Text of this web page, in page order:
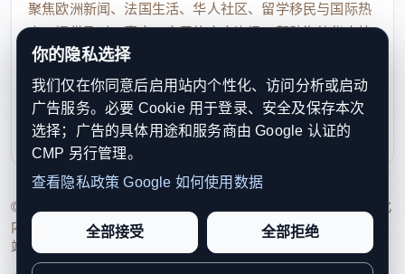
聚焦欧洲新闻、法国生活、华人社区、留学移民与国际热
点，提供及时、真实、实用的中文资讯，帮助海外华人快
速了解欧洲动态。
contact@xinouzhou.com
服务支持、版权与合作：工作日优先处理站务、投稿与权
利通知
© 2026 新欧洲·欧洲头条. All Rights Reserved. 本网站持续优化
内容透明度、联系方式与用户权利说明，以提升品牌信任感和
站点完整度。
你的隐私选择
我们仅在你同意后启用站内个性化、访问分析或启动
广告服务。必要 Cookie 用于登录、安全及保存本次
选择；广告的具体用途和服务商由 Google 认证的
CMP 另行管理。
查看隐私政策 Google 如何使用数据
全部接受 全部拒绝